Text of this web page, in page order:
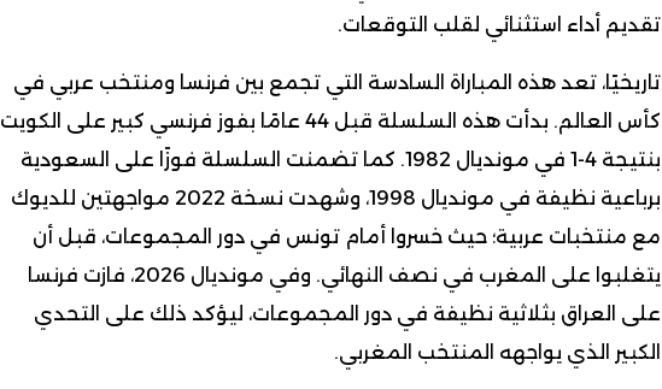
تقديم أداء استثنائي لقلب التوقعات.
تاريخيًا، تعد هذه المباراة السادسة التي تجمع بين فرنسا ومنتخب عربي في
كأس العالم. بدأت هذه السلسلة قبل 44 عامًا بفوز فرنسي كبير على الكويت
بنتيجة 4-1 في مونديال 1982. كما تضمنت السلسلة فوزًا على السعودية
برباعية نظيفة في مونديال 1998، وشهدت نسخة 2022 مواجهتين للديوك
مع منتخبات عربية؛ حيث خسروا أمام تونس في دور المجموعات، قبل أن
يتغلبوا على المغرب في نصف النهائي. وفي مونديال 2026، فازت فرنسا
على العراق بثلاثية نظيفة في دور المجموعات، ليؤكد ذلك على التحدي
الكبير الذي يواجهه المنتخب المغربي.